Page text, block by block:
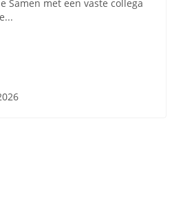
Samen met een vaste collega